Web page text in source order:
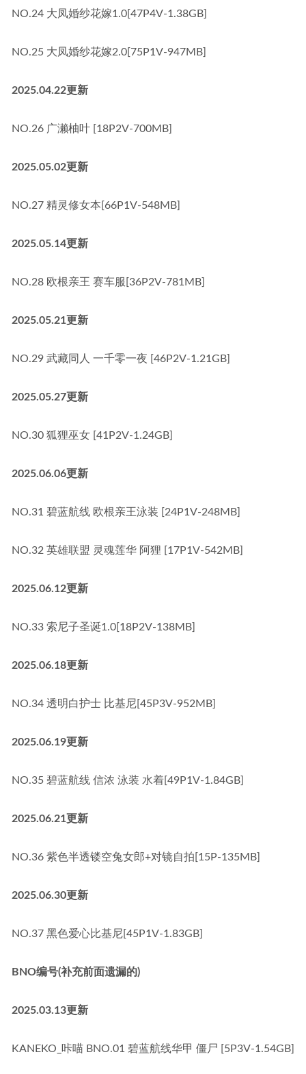
NO.24 大凤婚纱花嫁1.0[47P4V-1.38GB]
NO.25 大凤婚纱花嫁2.0[75P1V-947MB]
2025.04.22更新
NO.26 广濑柚叶 [18P2V-700MB]
2025.05.02更新
NO.27 精灵修女本[66P1V-548MB]
2025.05.14更新
NO.28 欧根亲王 赛车服[36P2V-781MB]
2025.05.21更新
NO.29 武藏同人 一千零一夜 [46P2V-1.21GB]
2025.05.27更新
NO.30 狐狸巫女 [41P2V-1.24GB]
2025.06.06更新
NO.31 碧蓝航线 欧根亲王泳装 [24P1V-248MB]
NO.32 英雄联盟 灵魂莲华 阿狸 [17P1V-542MB]
2025.06.12更新
NO.33 索尼子圣诞1.0[18P2V-138MB]
2025.06.18更新
NO.34 透明白护士 比基尼[45P3V-952MB]
2025.06.19更新
NO.35 碧蓝航线 信浓 泳装 水着[49P1V-1.84GB]
2025.06.21更新
NO.36 紫色半透镂空兔女郎+对镜自拍[15P-135MB]
2025.06.30更新
NO.37 黑色爱心比基尼[45P1V-1.83GB]
BNO编号(补充前面遗漏的)
2025.03.13更新
KANEKO_咔喵 BNO.01 碧蓝航线华甲 僵尸 [5P3V-1.54GB]